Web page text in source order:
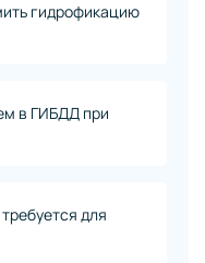
гидрофикацию
в ГИБДД при
для